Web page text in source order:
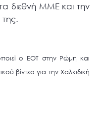
διεθνή ΜΜΕ και την
ο ΕΟΤ στην Ρώμη και
βίντεο για την Χαλκιδική